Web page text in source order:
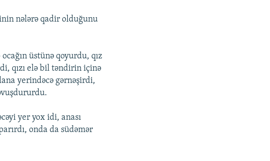
nələrə qadir olduğunu
üstünə qoyurdu, qız
qızı elə bil təndirin içinə
yerindəcə gərnəşirdi,
yer yox idi, anası
onda da südəmər